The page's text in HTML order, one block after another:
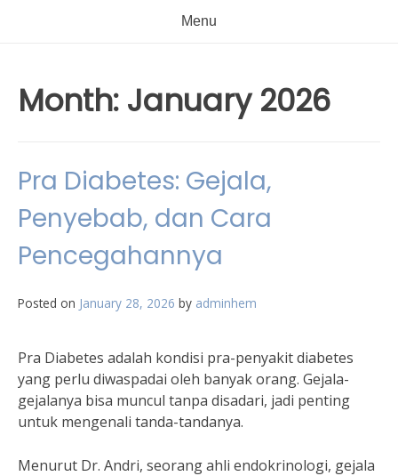
Menu
Month: January 2026
Pra Diabetes: Gejala,
Penyebab, dan Cara
Pencegahannya
Posted on January 28, 2026 by adminhem
Pra Diabetes adalah kondisi pra-penyakit diabetes
yang perlu diwaspadai oleh banyak orang. Gejala-
gejalanya bisa muncul tanpa disadari, jadi penting
untuk mengenali tanda-tandanya.
Menurut Dr. Andri, seorang ahli endokrinologi, gejala